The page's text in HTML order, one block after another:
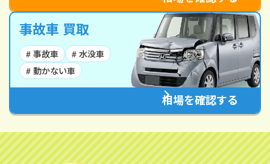
事故車 買取
# 事故車
# 水没車
# 動かない車
相場を確認する